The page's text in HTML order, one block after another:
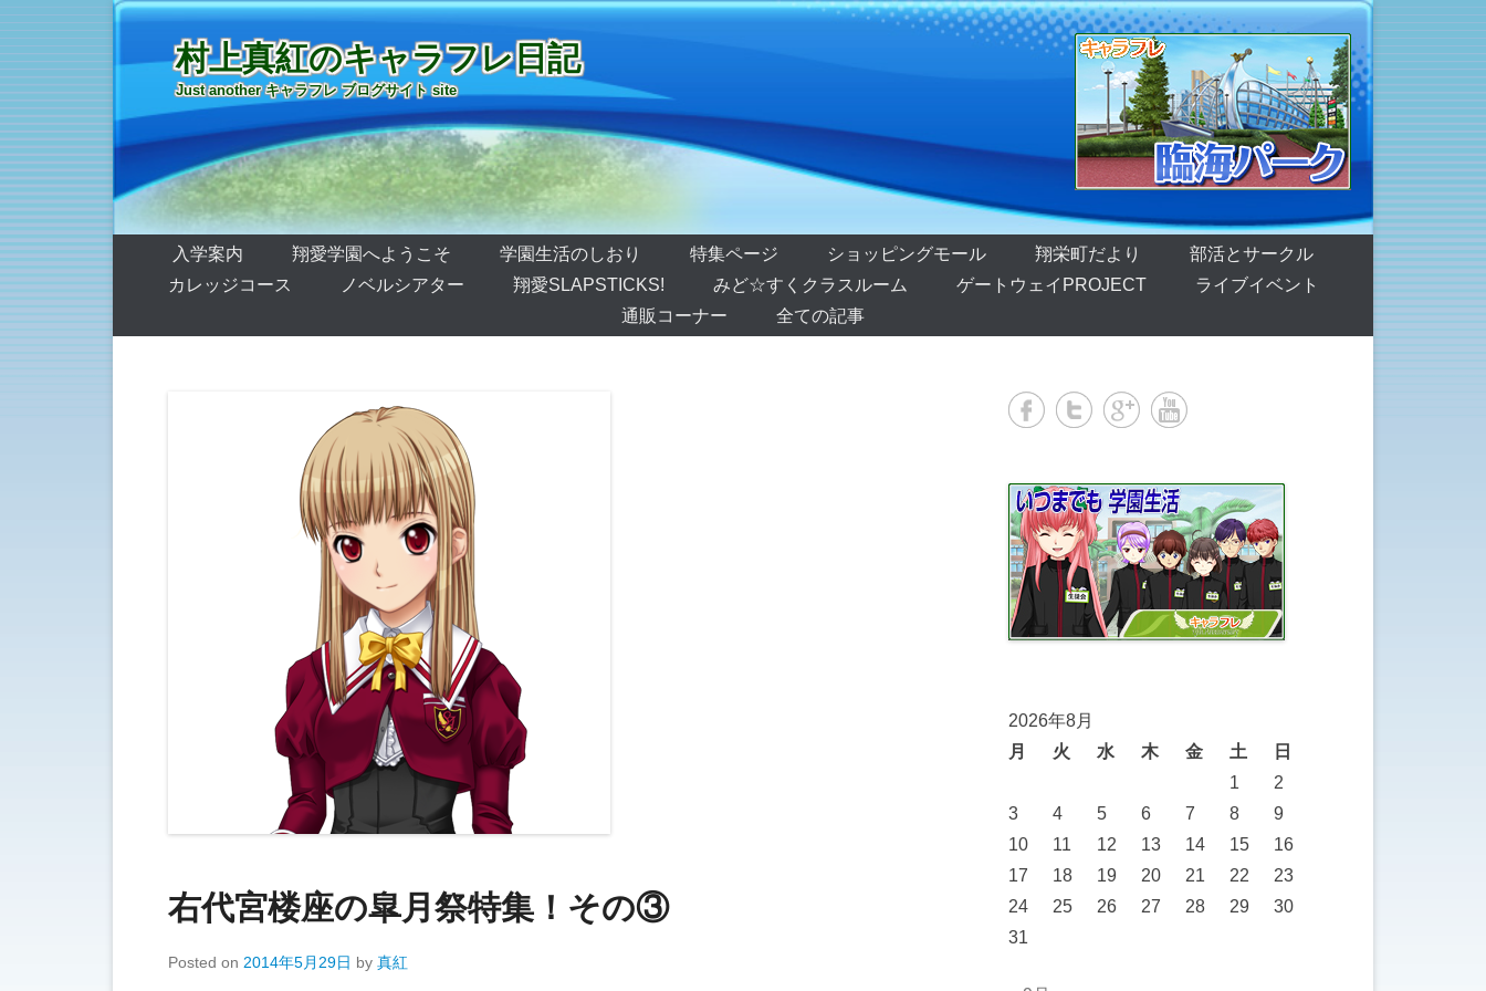
村上真紅のキャラフレ日記
Just another キャラフレ ブログサイト site
第1メニュー
コンテンツへ移動
入学案内 翔愛学園へようこそ 学園生活のしおり 特集ページ ショッピングモール 翔栄町だより
部活とサークル
カレッジコース
ノベルシアター 翔愛SLAPSTICKS! みど☆すくクラスルーム ゲートウェイPROJECT
ライブイベント
通販コーナー
全ての記事
右代宮楼座の皐月祭特集！その③
Posted on 2014年5月29日 by 真紅
2026年8月
月
火 水 木 金 土
日
1
2
3
4 5 6 7 8
9
10
11 12 13 14 15
16
17
18 19 20 21 22
23
24
25 26 27 28 29
30
31